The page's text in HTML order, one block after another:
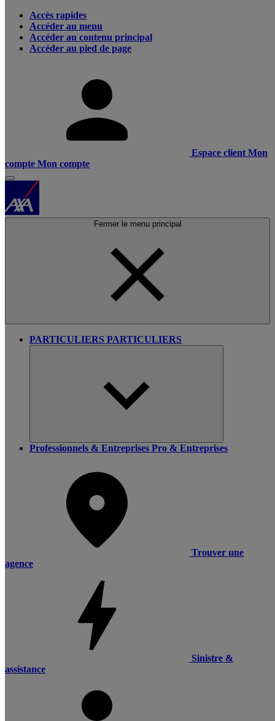
Accès rapides
Accéder au menu
Accéder au contenu principal
Accéder au pied de page
Espace client Mon
compte Mon compte
Fermer le menu principal
PARTICULIERS PARTICULIERS
Professionnels & Entreprises Pro & Entreprises
Trouver une
agence
Sinistre &
assistance